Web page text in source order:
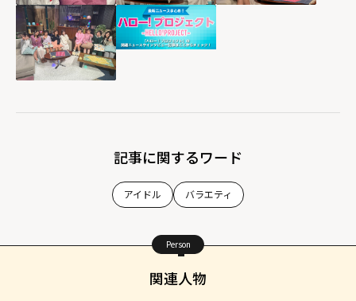
記事に関するワード
アイドル バラエティ
Person
関連人物